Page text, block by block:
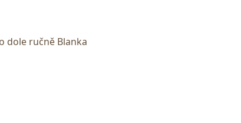
dole ručně Blanka